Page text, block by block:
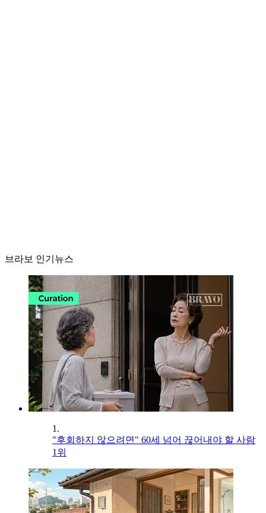
브라보 인기뉴스
1.
"후회하지 않으려면" 60세 넘어 끊어내야 할 사람
1위